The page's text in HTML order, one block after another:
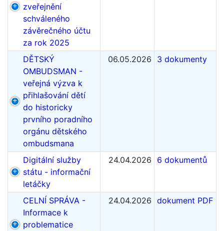
zveřejnění
schváleného
závěrečného účtu
za rok 2025
DĚTSKÝ
OMBUDSMAN -
veřejná výzva k
přihlašování dětí
do historicky
prvního poradního
orgánu dětského
ombudsmana
06.05.2026 3 dokumenty
Digitální služby
státu - informační
letáčky
24.04.2026 6 dokumentů
CELNÍ SPRÁVA -
Informace k
problematice
24.04.2026 dokument PDF